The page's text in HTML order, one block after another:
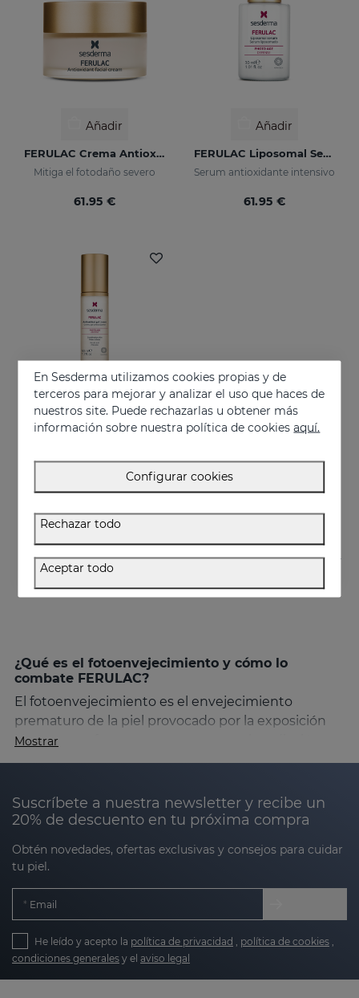
Añadir
FERULAC Crema Antioxidante
Mitiga el fotodaño severo
61.95 €
Añadir
FERULAC Liposomal Serum
Serum antioxidante intensivo
61.95 €
Añadir
FERULAC Crema Gel Antioxidante
Combate el fotoenvejecimiento
¿Qué es el fotoenvejecimiento y cómo lo
combate FERULAC?
El fotoenvejecimiento es el envejecimiento
prematuro de la piel provocado por la exposición
constante a factores externos como la radiación
que dañan la estructura celular, provocando
arrugas profundas, manchas, flacidez y una notable
FERULAC está diseñado específicamente para
ralentizar este proceso, ofreciendo una protección
completa contra los daños causados ​​por estos
sino que también ayuda a corregir los signos
visibles del envejecimiento cutáneo.
Mostrar
Suscríbete a nuestra newsletter y recibe un
20% de descuento en tu próxima compra
Obtén novedades, ofertas exclusivas y consejos para cuidar
tu piel.
Email
He leído y acepto la política de privacidad política de cookies
condiciones generales y el aviso legal
En Sesderma utilizamos cookies propias y de
terceros para mejorar y analizar el uso que haces de
nuestros site. Puede rechazarlas u obtener más
información sobre nuestra política de cookiesaquí.
Configurar cookies
Rechazar todo
Aceptar todo